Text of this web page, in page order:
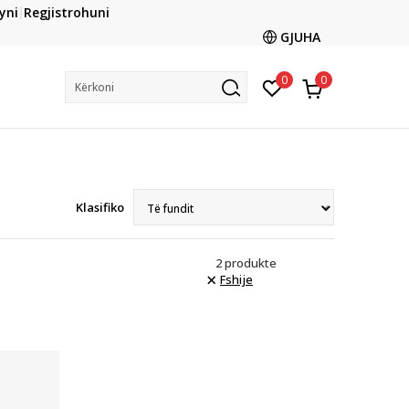
CLICK & COLLECT
me kartë online dhe bëni tërheqjen në dyqanin që ju
Regjistrohuni
GJUHA
Kërkoni 0 0
Klasifiko
2produkte
Fshije